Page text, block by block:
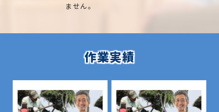
ません。
作業実績